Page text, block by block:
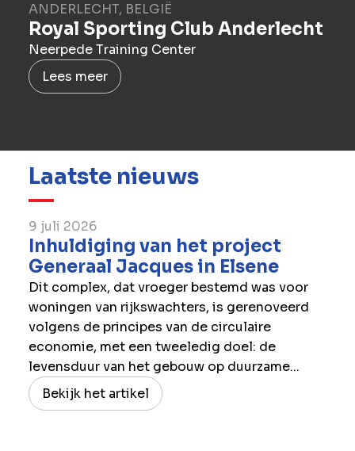
ANDERLECHT, BELGIË
Royal Sporting Club Anderlecht
Neerpede Training Center
Lees meer
Laatste nieuws
9 juli 2026
Inhuldiging van het project
Generaal Jacques in Elsene
Dit complex, dat vroeger bestemd was voor
woningen van rijkswachters, is gerenoveerd
volgens de principes van de circulaire
economie, met een tweeledig doel: de
levensduur van het gebouw op duurzame...
Bekijk het artikel